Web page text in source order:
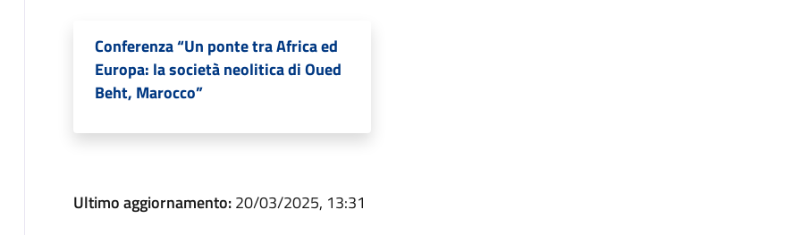
Conferenza “Un ponte tra Africa ed
Europa: la società neolitica di Oued
Beht, Marocco”
Ultimo aggiornamento:20/03/2025, 13:31